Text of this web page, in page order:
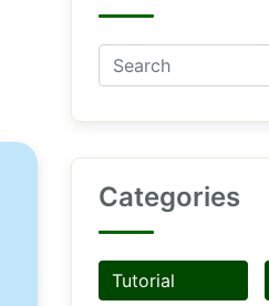
Categories
Tutorial